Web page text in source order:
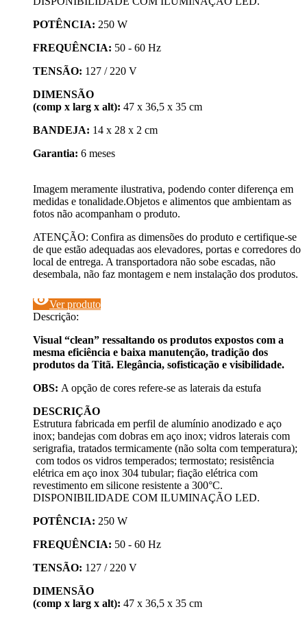
POTÊNCIA: 250 W
FREQUÊNCIA: 50 - 60 Hz
TENSÃO: 127 / 220 V
DIMENSÃO
(comp x larg x alt): 47 x 36,5 x 35 cm
BANDEJA: 14 x 28 x 2 cm
Garantia: 6 meses
Imagem meramente ilustrativa, podendo conter diferença em
medidas e tonalidade.Objetos e alimentos que ambientam as
fotos não acompanham o produto.
ATENÇÃO: Confira as dimensões do produto e certifique-se
de que estão adequadas aos elevadores, portas e corredores do
local de entrega. A transportadora não sobe escadas, não
desembala, não faz montagem e nem instalação dos produtos.
visibilityVer produto
Descrição:
Visual “clean” ressaltando os produtos expostos com a
mesma eficiência e baixa manutenção, tradição dos
produtos da Titã. Elegância, sofisticação e visibilidade.
OBS: A opção de cores refere-se as laterais da estufa
DESCRIÇÃO
Estrutura fabricada em perfil de alumínio anodizado e aço
inox; bandejas com dobras em aço inox; vidros laterais com
serigrafia, tratados termicamente (não solta com temperatura);
com todos os vidros temperados; termostato; resistência
elétrica em aço inox 304 tubular; fiação elétrica com
revestimento em silicone resistente a 300°C.
DISPONIBILIDADE COM ILUMINAÇÃO LED.
POTÊNCIA: 250 W
FREQUÊNCIA: 50 - 60 Hz
TENSÃO: 127 / 220 V
DIMENSÃO
(comp x larg x alt): 47 x 36,5 x 35 cm